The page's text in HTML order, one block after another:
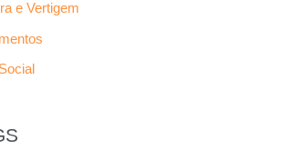
e Vertigem